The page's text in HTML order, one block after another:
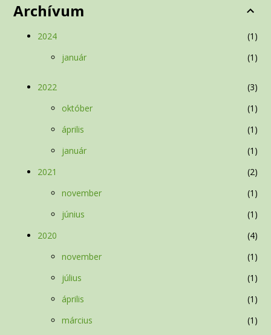
Archívum
2024
1
január
1
2022
3
október
1
április
1
január
1
2021
2
november
1
június
1
2020
4
november
1
július
1
április
1
március
1